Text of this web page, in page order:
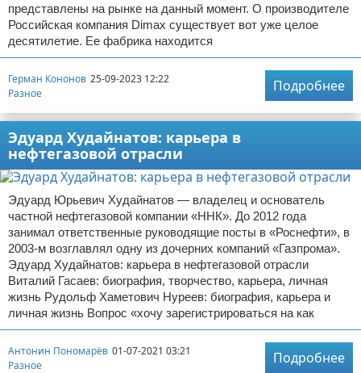
представлены на рынке на данный момент. О производителе
Российская компания Dimax существует вот уже целое
десятилетие. Ее фабрика находится
Герман Кононов 25-09-2023 12:22
Разное
Подробнее
Эдуард Худайнатов: карьера в
нефтегазовой отрасли
Эдуард Юрьевич Худайнатов — владелец и основатель
частной нефтегазовой компании «ННК»‎. До 2012 года
занимал ответственные руководящие посты в «Роснефти», в
2003-м возглавлял одну из дочерних компаний «Газпрома»‎. ‎
Эдуард Худайнатов: карьера в нефтегазовой отрасли
Виталий Гасаев: биография, творчество, карьера, личная
жизнь Рудольф Хаметович Нуреев: биография, карьера и
личная жизнь Вопрос «хочу зарегистрироваться на как
Антонин Пономарёв 01-07-2021 03:21
Разное
Подробнее